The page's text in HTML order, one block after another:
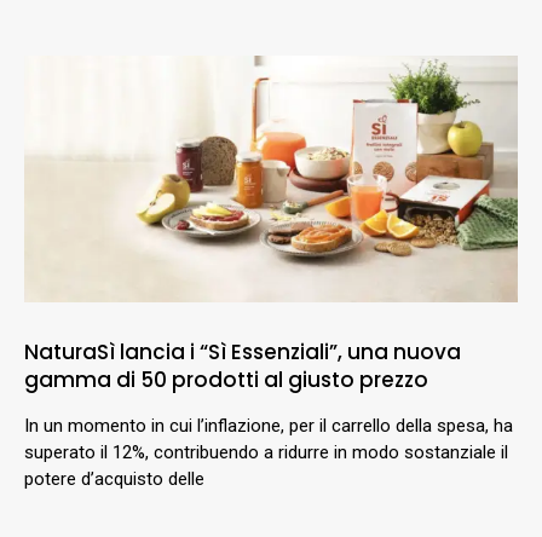
NaturaSì lancia i “Sì Essenziali”, una nuova
gamma di 50 prodotti al giusto prezzo
In un momento in cui l’inflazione, per il carrello della spesa, ha
superato il 12%, contribuendo a ridurre in modo sostanziale il
potere d’acquisto delle